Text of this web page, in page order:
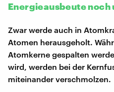
Energieausbeute
Zwar werde auch in
Atomen herausgeholt.
Atomkerne gespalten
wird, werden bei der
miteinander verschmolzen.